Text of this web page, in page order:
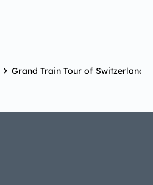
Grand Train Tour of Switzerland